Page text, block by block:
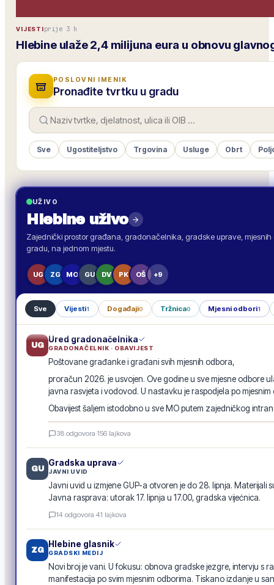
VIJESTIprije 3 h
Hlebine ulaže 2,4 milijuna eura u obnovu
POSLOVNI IMENIK
Pronađite tvrtku u gradu
Sve Ugostiteljstvo Trgovina Usluge Obrt
UŽIVO
Hlebineuživo
Zajednički prostor građana, gradonačelnika, gradske uprave,
gradu, na jednom mjestu.
UG ZG MO GU DV PK OŠ +9
Sve Vijesti1 Događaji0 Tržnica0 Mjesni odbori1
UG
Ured gradonačelnika
GRADONAČELNIK · OBAVIJEST
Poštovane građanke i građani svih mjesnih odbora,
proračun 2026. je usvojen. Ove godine u sve mjesne odbore
javna rasvjeta i vodovod. U nastavku je raspodjela po mjesnim
Obavijest šaljem istodobno u sve MO putem zajedničkog
GRADSKA OBAVIJEST
Raspodjela investicija 2026. · po mjesnim odborima
38 odgovora·156 lajkova
GU
Gradska uprava
JAVNI UVID
Javni uvid u izmjene GUP-a otvoren je do 28. lipnja. Materijali
Javna rasprava: utorak 17. lipnja u 17.00, gradska vijećnica.
14 odgovora·41 lajkova
ZG
Hlebine glasnik
GRADSKI MEDIJ
Novi broj je vani. U fokusu: obnova gradske jezgre, intervju s
manifestacija po svim mjesnim odborima. Tiskano izdanje u
Hlebine glasnik · lipanj 2026.